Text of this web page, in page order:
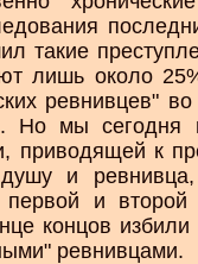
такие
лишь около
ревнивцев"
Но мы сегодня
приводящей к
и
и второй
концов
ревнивцами.